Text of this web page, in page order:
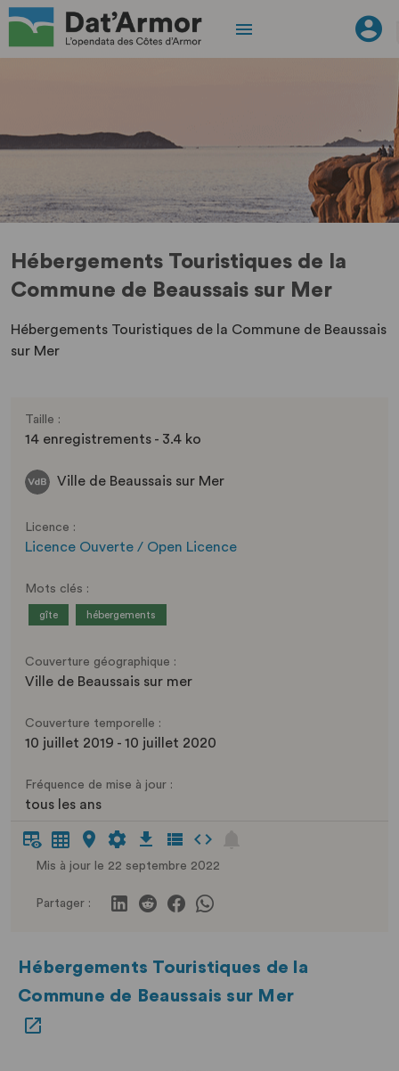
Hébergements Touristiques de la
Commune de Beaussais sur Mer
Hébergements Touristiques de la Commune de Beaussais
sur Mer
Taille :
14 enregistrements - 3.4 ko
Ville de Beaussais sur Mer
Licence :
Licence Ouverte / Open Licence
Mots clés :
gîte hébergements
Couverture géographique :
Ville de Beaussais sur mer
Couverture temporelle :
10 juillet 2019 - 10 juillet 2020
Fréquence de mise à jour :
tous les ans
Mis à jour le 22 septembre 2022
Partager :
Hébergements Touristiques de la
Commune de Beaussais sur Mer